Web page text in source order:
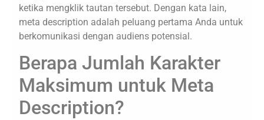
ketika mengklik tautan tersebut. Dengan kata lain,
meta description adalah peluang pertama Anda untuk
berkomunikasi dengan audiens potensial.
Berapa Jumlah Karakter
Maksimum untuk Meta
Description?